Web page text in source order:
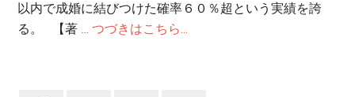
以内で成婚に結びつけた確率６０％超という実績を誇
る。 【著 …つづきはこちら...